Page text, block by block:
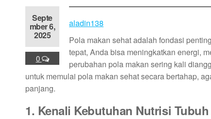
Septe
mber 6,
2025
0
aladin138
Pola makan sehat adalah fondasi
tepat, Anda bisa meningkatkan energi,
perubahan pola makan sering kali
untuk memulai pola makan sehat secara bertahap,
panjang.
1. Kenali Kebutuhan Nutrisi